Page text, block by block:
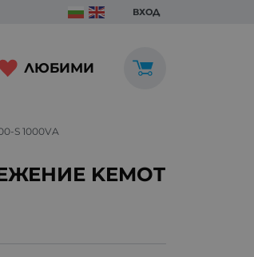
ВХОД
ЛЮБИМИ
S 1000VA
KEMOT